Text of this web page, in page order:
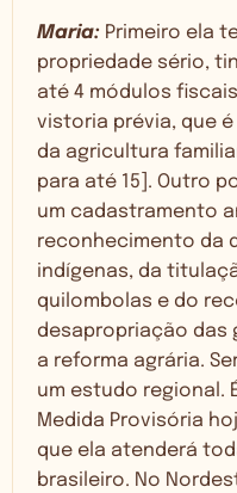
Maria: Primeiro ela
propriedade sério,
até 4 módulos
vistoria prévia, que
da agricultura
para até 15]. Outro
um cadastramento
reconhecimento da
indígenas, da
quilombolas e do
desapropriação das
a reforma agrária.
um estudo regional.
Medida Provisória
que ela atenderá
brasileiro. No